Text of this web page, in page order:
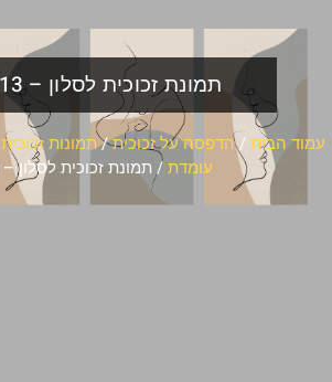
תמונת זכוכית לסלון – E-413
עמוד הבית /הדפסה על זכוכית/תמונות זכוכית
עומדת/ תמונת זכוכית לסלון – E-413